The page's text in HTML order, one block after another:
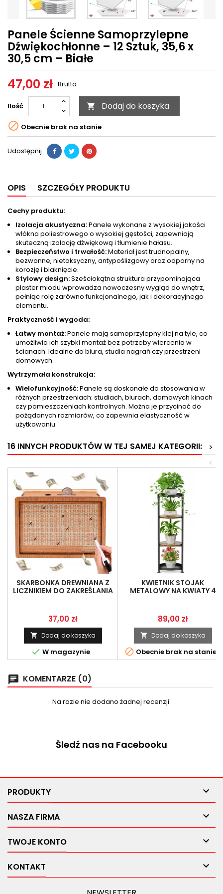
Panele Ścienne Samoprzylepne
Dźwiękochłonne – 12 Sztuk, 35,6 x
30,5 cm – Białe
47,00 zł Brutto
Ilość  Dodaj do koszyka
 Obecnie brak na stanie
Udostępnij
OPIS SZCZEGÓŁY PRODUKTU
Cechy produktu:
Izolacja akustyczna:Panele wykonane z wysokiej jakości
włókna poliestrowego o wysokiej gęstości, zapewniają
skuteczną izolację dźwiękową i tłumienie hałasu.
Bezpieczeństwo i trwałość:Materiał jest trudnopalny,
bezwonne, nietoksyczny, antypoślizgowy oraz odporny na
korozję i blaknięcie.
Stylowy design:Sześciokątna struktura przypominająca
plaster miodu wprowadza nowoczesny wygląd do wnętrz,
pełniąc rolę zarówno funkcjonalnego, jak i dekoracyjnego
elementu.
Praktyczność i wygoda:
Łatwy montaż:Panele mają samoprzylepny klej na tyle, co
umożliwia ich szybki montaż bez potrzeby wiercenia w
ścianach. Idealne do biura, studia nagrań czy przestrzeni
domowych.
Wytrzymała konstrukcja:
Wielofunkcyjność:Panele są doskonałe do stosowania w
różnych przestrzeniach: studiach, biurach, domowych kinach
czy pomieszczeniach kontrolnych. Można je przycinać do
pożądanych rozmiarów, co zapewnia elastyczność w
użytkowaniu.
16 INNYCH PRODUKTÓW W TEJ SAMEJ KATEGORII:
>
<
SKARBONKA DREWNIANA Z
LICZNIKIEM DO ZAKREŚLANIA
Cena
37,00 zł
 Dodaj do koszyka
 W magazynie
KWIETNIK STOJAK
METALOWY NA KWIATY 4
Cena
89,00 zł
 Dodaj do koszyka
 Obecnie brak na stanie
chat KOMENTARZE (0)
Na razie nie dodano żadnej recenzji.
Śledź nas na Facebooku
PRODUKTY 
NASZA FIRMA 
TWOJE KONTO 
KONTAKT 